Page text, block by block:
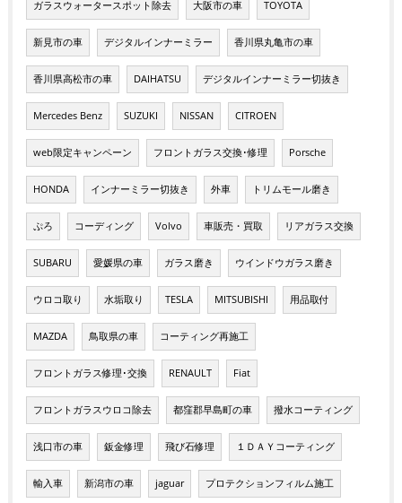
ガラスウォータースポット除去 大阪市の車 TOYOTA
新見市の車 デジタルインナーミラー 香川県丸亀市の車
香川県高松市の車 DAIHATSU デジタルインナーミラー切抜き
Mercedes Benz SUZUKI NISSAN CITROEN
web限定キャンペーン フロントガラス交換･修理 Porsche
HONDA インナーミラー切抜き 外車 トリムモール磨き
ぷろ コーディング Volvo 車販売・買取 リアガラス交換
SUBARU 愛媛県の車 ガラス磨き ウインドウガラス磨き
ウロコ取り 水垢取り TESLA MITSUBISHI 用品取付
MAZDA 鳥取県の車 コーティング再施工
フロントガラス修理･交換 RENAULT Fiat
フロントガラスウロコ除去 都窪郡早島町の車 撥水コーティング
浅口市の車 鈑金修理 飛び石修理 １ＤＡＹコーティング
輸入車 新潟市の車 jaguar プロテクションフィルム施工